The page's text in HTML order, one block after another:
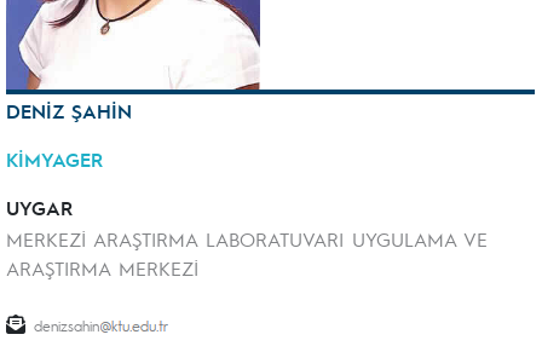
DENİZ ŞAHİN
KİMYAGER
UYGAR
MERKEZİ ARAŞTIRMA LABORATUVARI UYGULAMA VE
ARAŞTIRMA MERKEZİ
denizsahin